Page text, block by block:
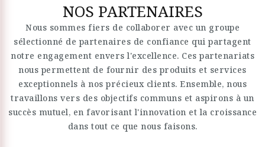
NOS PARTENAIRES
Nous sommes fiers de collaborer avec un groupe
sélectionné de partenaires de confiance qui partagent
notre engagement envers l'excellence. Ces partenariats
nous permettent de fournir des produits et services
exceptionnels à nos précieux clients. Ensemble, nous
travaillons vers des objectifs communs et aspirons à un
succès mutuel, en favorisant l'innovation et la croissance
dans tout ce que nous faisons.